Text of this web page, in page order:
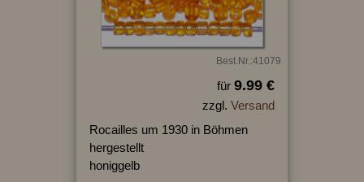
Best.Nr.:41079
für 9.99 €
zzgl. Versand
Rocailles um 1930 in Böhmen
hergestellt
honiggelb